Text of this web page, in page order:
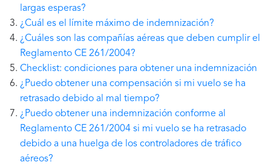
largas esperas?
¿Cuál es el límite máximo de indemnización?
¿Cuáles son las compañías aéreas que deben cumplir el
Reglamento CE 261/2004?
Checklist: condiciones para obtener una indemnización
¿Puedo obtener una compensación si mi vuelo se ha
retrasado debido al mal tiempo?
¿Puedo obtener una indemnización conforme al
Reglamento CE 261/2004 si mi vuelo se ha retrasado
debido a una huelga de los controladores de tráfico
aéreos?